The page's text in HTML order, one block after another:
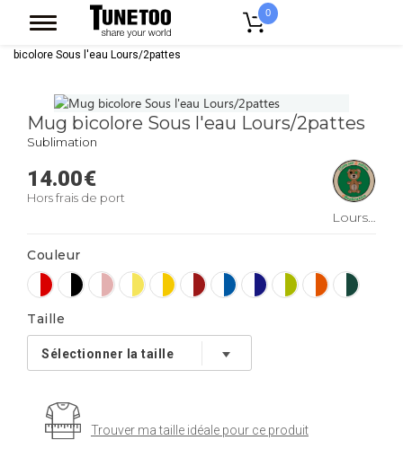
0
Accessoires Casquettes
bicolore Sous l'eau Lours/2pattes
Mug bicolore Sous l'eau Lours/2pattes
Sublimation
14.00€
Hors frais de port
Lours/2pattes
Couleur
Taille
Trouver ma taille idéale pour ce produit